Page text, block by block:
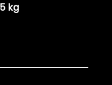
kg